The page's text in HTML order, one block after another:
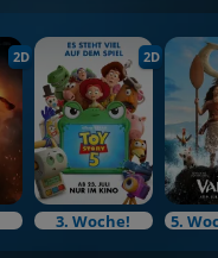
2D 2D
3. Woche!